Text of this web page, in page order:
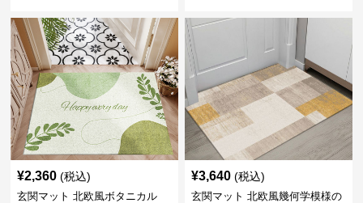
¥2,360 (税込)
玄関マット 北欧風ボタニカル
¥3,640 (税込)
玄関マット 北欧風幾何学模様の